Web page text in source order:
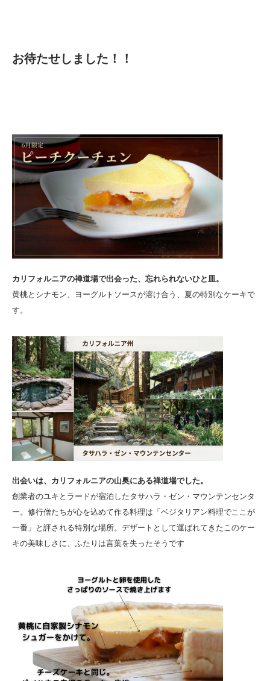
お待たせしました！！
カリフォルニアの禅道場で出会った、忘れられないひと皿。
黄桃とシナモン、ヨーグルトソースが溶け合う、夏の特別なケーキで
す。
出会いは、カリフォルニアの山奥にある禅道場でした。
創業者のユキとラードが宿泊したタサハラ・ゼン・マウンテンセンタ
ー。修行僧たちが心を込めて作る料理は「ベジタリアン料理でここが
一番」と評される特別な場所。デザートとして運ばれてきたこのケー
キの美味しさに、ふたりは言葉を失ったそうです